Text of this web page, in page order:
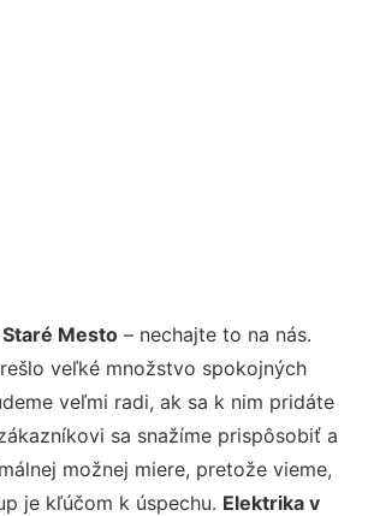
Mesto – nechajte to na nás.
veľké množstvo spokojných
veľmi radi, ak sa k nim pridáte
sa snažíme prispôsobiť a
možnej miere, pretože vieme,
je kľúčom k úspechu. Elektrika v